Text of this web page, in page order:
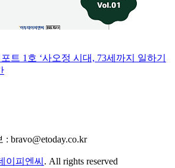
트 1호 ‘사오정 시대, 73세까지 일하기
bravo@etoday.co.kr
이피엔씨 . All rights reserved